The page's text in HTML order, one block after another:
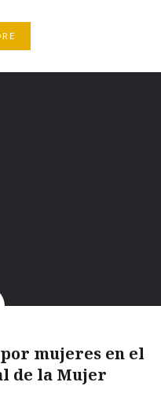
mujeres en el
de la Mujer